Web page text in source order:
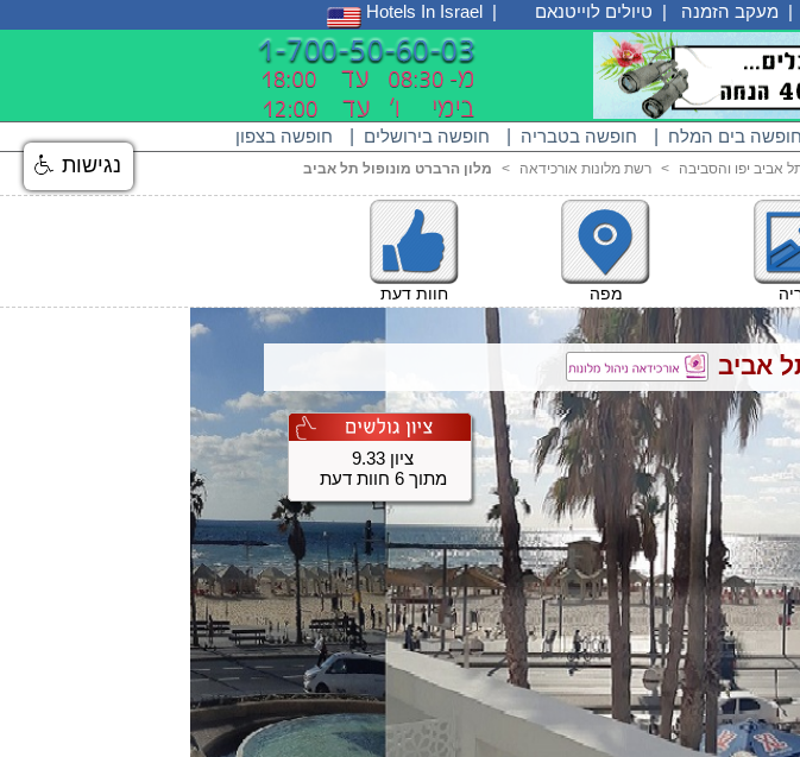
Hotels In Israel | טיולים לוייטנאם | מעקב הזמנה |
חופשה בצפון חופשה בירושלים חופשה בטבריה חופשה בים המלח
מלון הרברט מונופול תל אביב < רשת מלונות אורכידאה < אביב יפו והסביבה
חוות דעת מפה
אביב
ציון 9.33
מתוך 6 חוות דעת
נגישות